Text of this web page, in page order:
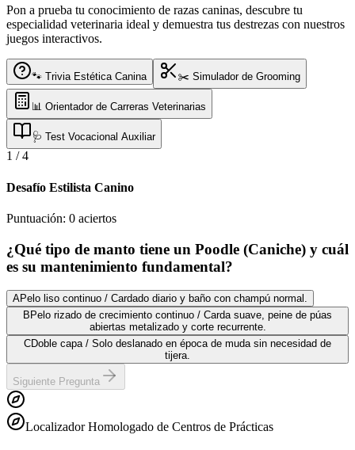
Pon a prueba tu conocimiento de razas caninas, descubre tu
especialidad veterinaria ideal y demuestra tus destrezas con nuestros
juegos interactivos.
🐾 Trivia Estética Canina ✂️ Simulador de Grooming
📊 Orientador de Carreras Veterinarias
🩺 Test Vocacional Auxiliar
1 /4
Desafío Estilista Canino
Puntuación: 0 aciertos
¿Qué tipo de manto tiene un Poodle (Caniche) y cuál
es su mantenimiento fundamental?
APelo liso continuo / Cardado diario y baño con champú normal.
B Pelo rizado de crecimiento continuo / Carda suave, peine de púas
abiertas metalizado y corte recurrente.
CDoble capa / Solo deslanado en época de muda sin necesidad de
tijera.
Siguiente Pregunta
Localizador Homologado de Centros de Prácticas